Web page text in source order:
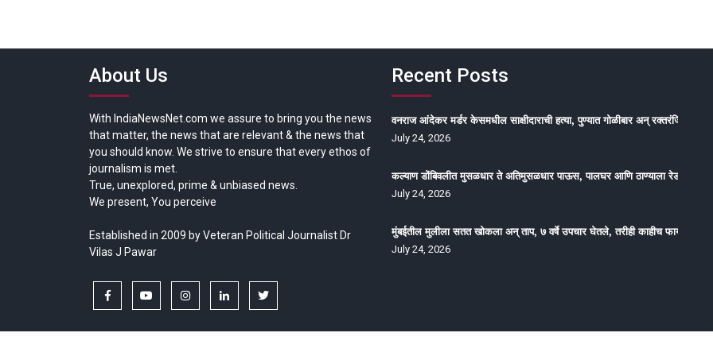
About Us
With IndiaNewsNet.com we assure to bring you the news
that matter, the news that are relevant & the news that
you should know. We strive to ensure that every ethos of
journalism is met.
True, unexplored, prime & unbiased news.
We present, You perceive
Established in 2009 by Veteran Political Journalist Dr
Vilas J Pawar
facebook youtubeinstagramlinkedintwitter
Recent Posts
वनराज आंदेकर मर्डर केसमधील साक्षीदाराची हत्या, पुण्यात गोळीबार अन् रक्तरंजित थरार
July 24, 2026
कल्याण डोंबिवलीत मुसळधार ते अतिमुसळधार पाऊस, पालघर आणि ठाण्याला रेड अलर्ट,
July 24, 2026
मुंबईतील मुलीला सतत खोकला अन् ताप, ७ वर्षे उपचार घेतले, तरीही काहीच फायदा
July 24, 2026